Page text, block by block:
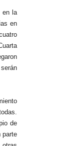
en la
en
de
parte